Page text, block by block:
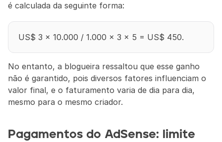
é calculada da seguinte forma:
US$ 3 × 10.000 / 1.000 × 3 × 5 = US$ 450.
No entanto, a blogueira ressaltou que esse ganho
não é garantido, pois diversos fatores influenciam o
valor final, e o faturamento varia de dia para dia,
mesmo para o mesmo criador.
Pagamentos do AdSense: limite